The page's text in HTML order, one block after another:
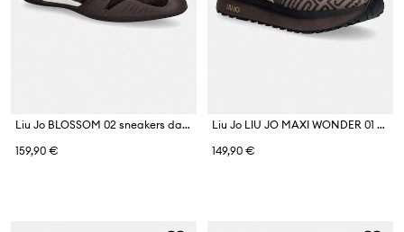
Liu Jo BLOSSOM 02 sneakers da donna in pelle
159,90 €
Liu Jo LIU JO MAXI WONDER 01 sneakers da donna in pelle
149,90 €